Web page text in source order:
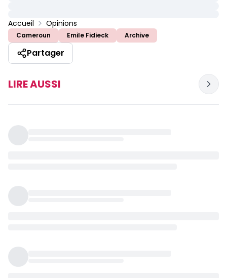
Accueil Opinions
Cameroun Emile Fidieck Archive
Partager
LIRE AUSSI